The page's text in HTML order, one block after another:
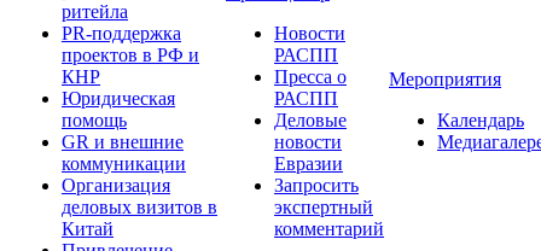
ритейла
PR-поддержка
проектов в РФ и
КНР
Юридическая
помощь
GR и внешние
коммуникации
Организация
деловых визитов в
Китай
Новости
РАСПП
Пресса о
РАСПП
Деловые
новости
Евразии
Запросить
экспертный
комментарий
Мероприятия
Календарь